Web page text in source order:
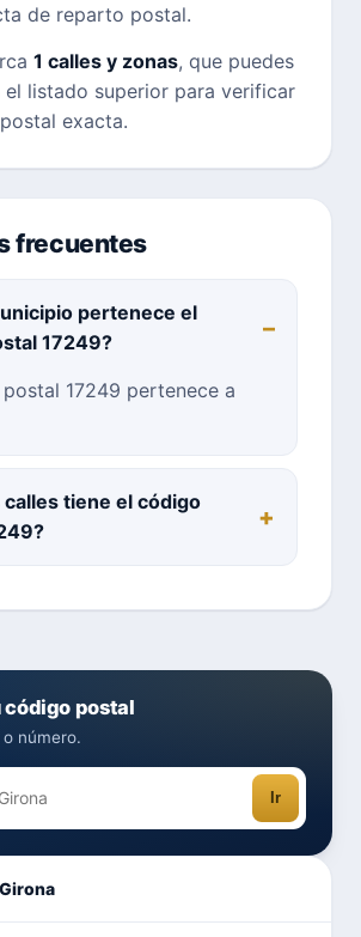
de reparto postal.
1 calles y zonas, que puedes
el listado superior para verificar
exacta.
frecuentes
pertenece el
17249?
17249 pertenece a
calles tiene el código
código postal
número.
Ir